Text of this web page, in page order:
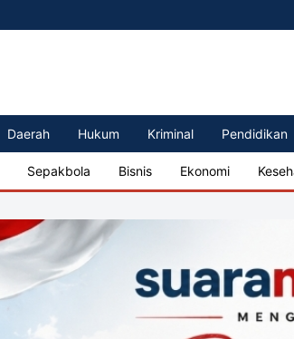
Daerah Hukum Kriminal Pendidikan
Sepakbola Bisnis Ekonomi